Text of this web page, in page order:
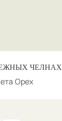
ЧЕЛНАХ
Орех